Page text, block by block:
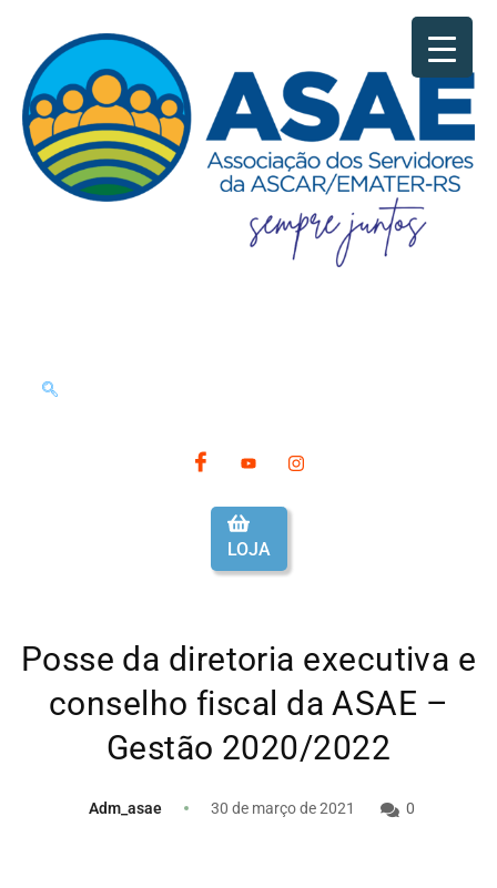
LOJA
Posse da diretoria executiva e
conselho fiscal da ASAE –
Gestão 2020/2022
Adm_asae 30 de março de 2021 0